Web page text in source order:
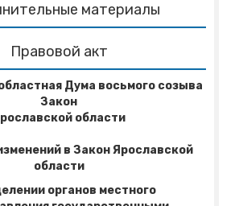
материалы
Правовой акт
Дума восьмого созыва
Закон
области
в Закон Ярославской
области
органов местного